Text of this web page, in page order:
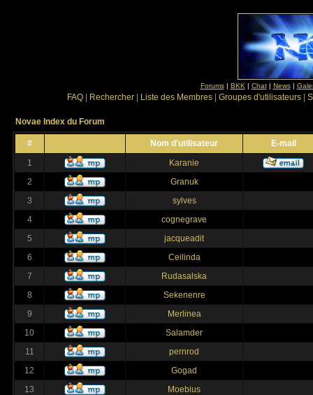
Forums| BKK | Chat| News|
FAQ Rechercher Liste des Membres Groupes d'utilisateurs
Novae Index du Forum
# Nom d'utilisateur
E-mail
1
Karanie
2
Granuk
3
sylves
4
cognegrave
5
jacqueadit
6
Ceilinda
7
Rudasalska
8
Sekenenre
9
Merlinea
10
Salamder
11
pernrod
12
Gogad
13
Moebius